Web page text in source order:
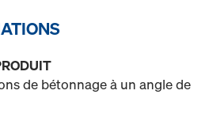
de bétonnage à un angle de